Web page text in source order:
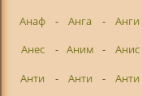
Анаф
- Анга - Анги
Анес
- Аним - Анис
Анти
- Анти - Анти